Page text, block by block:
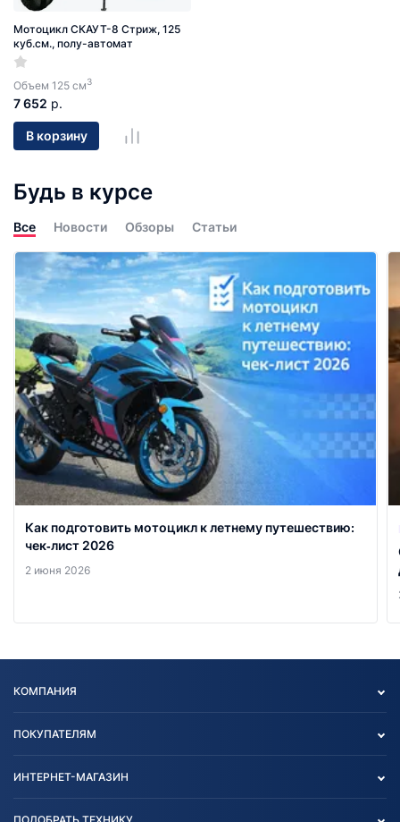
Мотоцикл СКАУТ-8 Стриж, 125
куб.см., полу-автомат
Объем 125 см3
7 652 р.
В корзину
Будь в курсе
Все Новости Обзоры Статьи
Как подготовить мотоцикл к летнему путешествию:
чек‑лист 2026
2 июня 2026
КОМПАНИЯ
ПОКУПАТЕЛЯМ
ИНТЕРНЕТ-МАГАЗИН